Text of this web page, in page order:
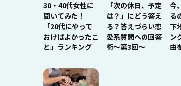
30・40代女性に
聞いてみた！
「20代にやって
おけばよかったこ
と」ランキング
「次の休日、予定
は？」にどう答え
る？答えづらい恋
愛系質問への回答
術～第3回～
今
る
下
ン
由